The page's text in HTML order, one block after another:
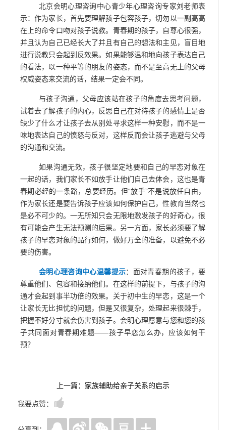
北京会明心理咨询中心青少年心理咨询专家刘老师表
示：作为家长，首先要理解孩子包容孩子，切勿以一副高高
在上的命令口吻对孩子说教。青春期的孩子，自尊心很强，
并且认为自己已经长大了并且有自己的想法和主见，盲目地
进行说教只会起到反效果。如果能够温和地向孩子表达自己
的看法，以一种平等的朋友的姿态，而不是至高无上的父母
权威姿态来交流的话，结果一定会不同。
与孩子沟通，父母应该站在孩子的角度去思考问题，
试着去了解孩子的内心，反思自己在对待孩子的感情上是否
缺少了什么才让孩子去从别处寻求这样一种安慰，而不是一
味地表达自己的愤怒与反对，这样反而会让孩子逃避与父母
的沟通和交流。
如果沟通无效，孩子很坚定地要和自己的早恋对象在
一起的话，我们家长不如放手让他们自己去体会，这也是青
春期必经的一条路，总要经历。但“放手”不是说放任自由，
作为家长还是要告诉孩子应该如何保护自己，性教育当然也
是必不可少的。一无所知只会无限地激发孩子的好奇心，很
有可能会产生无法预测的后果。另一方面，家长必须要了解
孩子的早恋对象的品行如何，做好万全的准备，以避免不必
要的伤害。
会明心理咨询中心温馨提示：面对青春期的孩子，要
尊重他们、包容和接纳他们。在这样的前提下，与孩子的沟
通才会起到事半功倍的效果。关于初中生的早恋，这是一个
让家长无比担忧的问题，但是又很复杂，处理起来很棘手，
把握不好分寸就会伤害到孩子。会明心理愿意与您和您的孩
子共同面对青春期难题——孩子早恋怎么办，应该如何干
预？
上一篇：家族辅助给亲子关系的启示
我要点赞：